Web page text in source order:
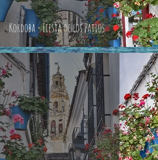
Kordoba - Fiesta de los Patios